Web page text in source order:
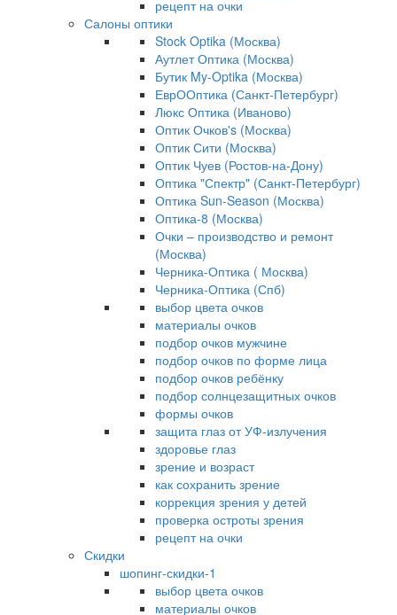
рецепт на очки
Салоны оптики
Stock Optika (Москва)
Аутлет Оптика (Москва)
Бутик My-Optika (Москва)
ЕврООптика (Санкт-Петербург)
Люкс Оптика (Иваново)
Оптик Очков's (Москва)
Оптик Сити (Москва)
Оптик Чуев (Ростов-на-Дону)
Оптика "Спектр" (Санкт-Петербург)
Оптика Sun-Season (Москва)
Оптика-8 (Москва)
Очки – производство и ремонт
(Москва)
Черника-Оптика ( Москва)
Черника-Оптика (Спб)
выбор цвета очков
материалы очков
подбор очков мужчине
подбор очков по форме лица
подбор очков ребёнку
подбор солнцезащитных очков
формы очков
защита глаз от УФ-излучения
здоровье глаз
зрение и возраст
как сохранить зрение
коррекция зрения у детей
проверка остроты зрения
рецепт на очки
Скидки
шопинг-скидки-1
выбор цвета очков
материалы очков